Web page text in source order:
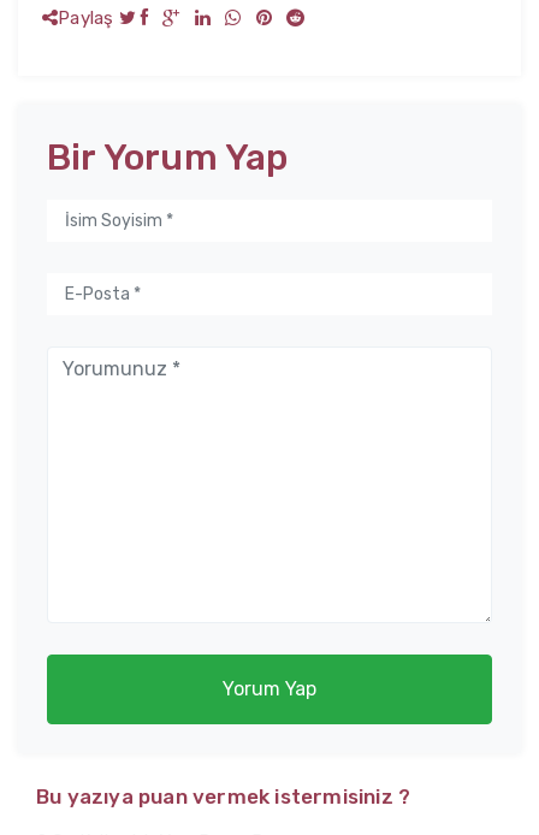
Paylaş
Bir Yorum Yap
Yorum Yap
Bu yazıya puan vermek istermisiniz ?